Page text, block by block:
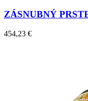
Zásnubné prstne z
ZÁSNUBNÝ
454,23 €